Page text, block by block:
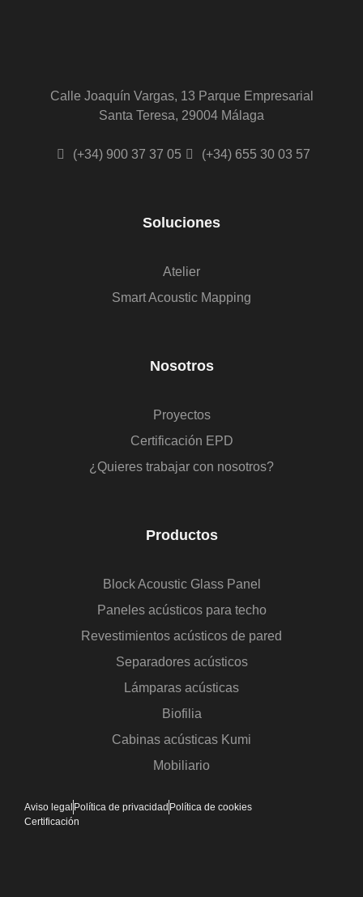
Calle Joaquín Vargas, 13 Parque Empresarial
Santa Teresa, 29004 Málaga
(+34) 900 37 37 05 (+34) 655 30 03 57
Soluciones
Atelier
Smart Acoustic Mapping
Nosotros
Proyectos
Certificación EPD
¿Quieres trabajar con nosotros?
Productos
Block Acoustic Glass Panel
Paneles acústicos para techo
Revestimientos acústicos de pared
Separadores acústicos
Lámparas acústicas
Biofilia
Cabinas acústicas Kumi
Mobiliario
Aviso legal Política de privacidad Política de cookies
Certificación